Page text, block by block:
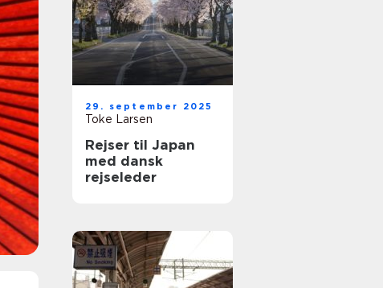
29. september 2025
Toke Larsen
Rejser til Japan
med dansk
rejseleder